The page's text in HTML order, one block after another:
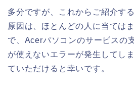
多分ですが、これからご紹介す
原因は、ほとんどの人に当ては
で、Acerパソコンのサービスの
が使えないエラーが発生してし
ていただけると幸いです。